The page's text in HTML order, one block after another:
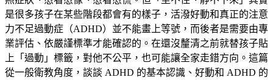
是很多孩子在某些階段都會有的樣子，活潑好動和真正的注意
力不足過動症（ADHD）並不能畫上等號，而後者是需要由專
業評估、依嚴謹標準才能確認的。在還沒釐清之前就替孩子貼
上「過動」標籤，對他不公平，也可能讓全家走錯方向。這篇
從一般衛教角度，談談 ADHD 的基本認識、好動和 ADHD 的